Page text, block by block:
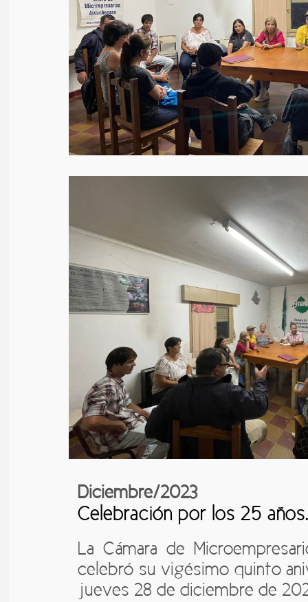
Diciembre/2023
Celebración por los 25 años.
La Cámara de
celebró su vigésimo quinto
jueves 28 de diciembre de